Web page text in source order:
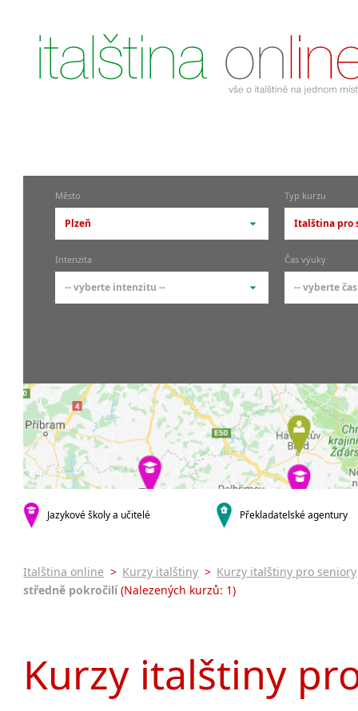
Město
Plzeň
-- vyberte město --
pražské městské části
Praha 7
Praha 9
Praha 10
krajská města
Brno
Plzeň
malá města podle abecedy
Typ kurzu
Italština pro
-- vyberte
kurzy s
Online
Letní
Intenzita
-- vyberte intenzitu --
9-14 hodin týdně
20 a více hodin týdně
Čas výuky
-- vyberte
Večerní
Noční
Jazykové školy a učitelé Překladatelské agentury
Italština online > Kurzy italštiny > Kurzy italštiny pro seniory
středně pokročilí(Nalezených kurzů: 1)
Kurzy italštiny